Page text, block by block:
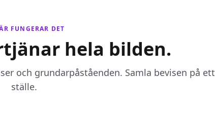
FUNGERAR DET
hela bilden.
och grundarpåståenden. Samla bevisen på ett
ställe.